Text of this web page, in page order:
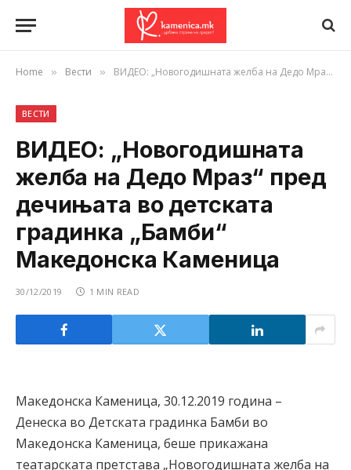
Home » Вести » ВИДЕО: „Новогодишната желба на Дедо Мраз“ пред дечињата во детската градинка „Бамби“ Македонска Каменица
ВЕСТИ
ВИДЕО: „Новогодишната
желба на Дедо Мраз“ пред
дечињата во детската
градинка „Бамби“
Македонска Каменица
30/12/2019 1 MIN READ
Македонска Каменица, 30.12.2019 година –
Денеска во Детската градинка Бамби во
Македонска Каменица, беше прикажана
театарската претстава „Новогодишната желба на